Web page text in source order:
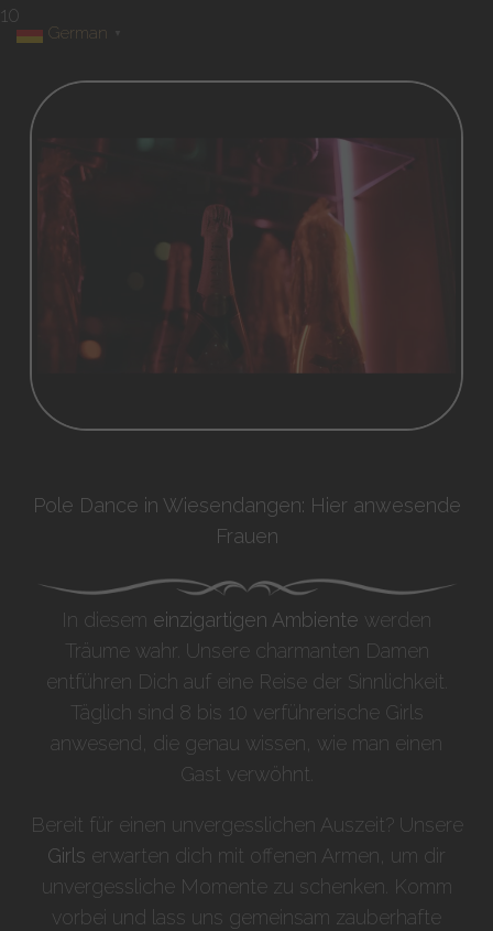
10
Pole Dance in Wiesendangen: Hier anwesende
Frauen
In diesem einzigartigen Ambiente werden
Träume wahr. Unsere charmanten Damen
entführen Dich auf eine Reise der Sinnlichkeit.
Täglich sind 8 bis 10 verführerische Girls
anwesend, die genau wissen, wie man einen
Gast verwöhnt.
Bereit für einen unvergesslichen Auszeit? Unsere
Girls erwarten dich mit offenen Armen, um dir
unvergessliche Momente zu schenken. Komm
vorbei und lass uns gemeinsam zauberhafte
German